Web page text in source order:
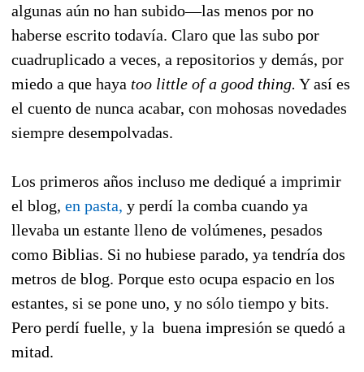
algunas aún no han subido—las menos por no
haberse escrito todavía. Claro que las subo por
cuadruplicado a veces, a repositorios y demás, por
miedo a que haya too little of a good thing. Y así es
el cuento de nunca acabar, con mohosas novedades
siempre desempolvadas.
Los primeros años incluso me dediqué a imprimir
el blog, en pasta, y perdí la comba cuando ya
llevaba un estante lleno de volúmenes, pesados
como Biblias. Si no hubiese parado, ya tendría dos
metros de blog. Porque esto ocupa espacio en los
estantes, si se pone uno, y no sólo tiempo y bits.
Pero perdí fuelle, y la buena impresión se quedó a
mitad.